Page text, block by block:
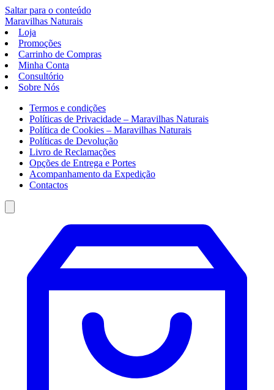
Saltar para o conteúdo
Maravilhas Naturais
Loja
Promoções
Carrinho de Compras
Minha Conta
Consultório
Sobre Nós
Termos e condições
Políticas de Privacidade – Maravilhas Naturais
Política de Cookies – Maravilhas Naturais
Políticas de Devolução
Livro de Reclamações
Opções de Entrega e Portes
Acompanhamento da Expedição
Contactos